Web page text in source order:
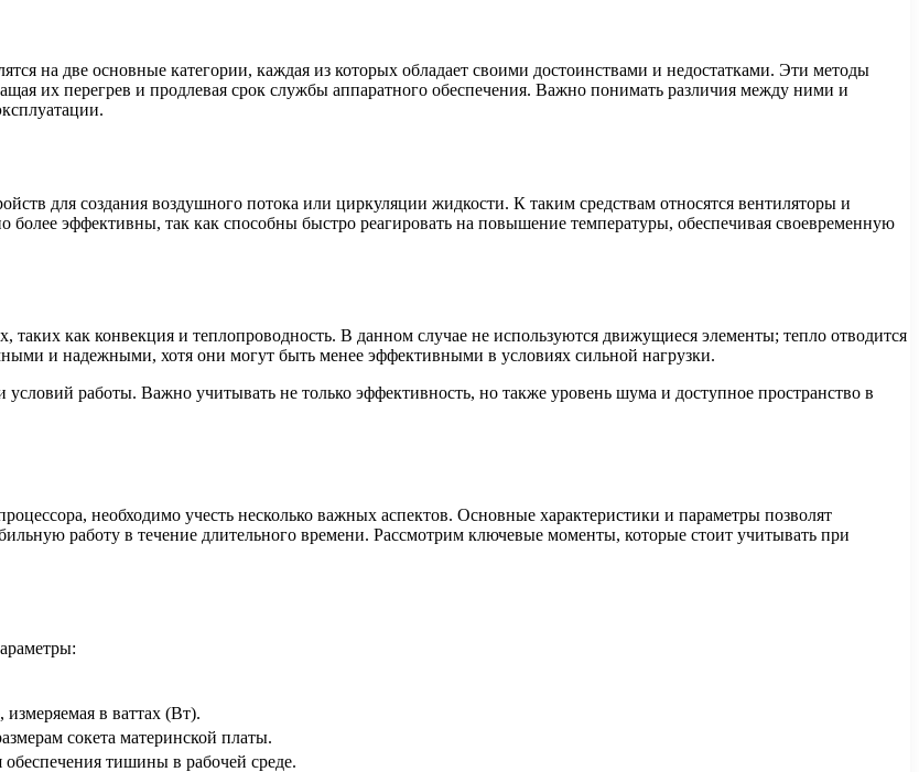
на две основные категории, каждая из которых обладает своими достоинствами и недостатками. Эти методы
их перегрев и продлевая срок службы аппаратного обеспечения. Важно понимать различия между ними и
для создания воздушного потока или циркуляции жидкости. К таким средствам относятся вентиляторы и
эффективны, так как способны быстро реагировать на повышение температуры, обеспечивая своевременную
таких как конвекция и теплопроводность. В данном случае не используются движущиеся элементы; тепло отводится
и надежными, хотя они могут быть менее эффективными в условиях сильной нагрузки.
работы. Важно учитывать не только эффективность, но также уровень шума и доступное пространство в
необходимо учесть несколько важных аспектов. Основные характеристики и параметры позволят
работу в течение длительного времени. Рассмотрим ключевые моменты, которые стоит учитывать при
в ваттах (Вт).
сокета материнской платы.
тишины в рабочей среде.